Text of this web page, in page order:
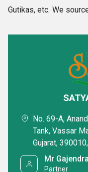
Gutikas, etc. We
Ghan & Churna
Proprietary &
customers know
effective and
believe in quality only.
Our products
performance itself,
tablets and capsules
ingredients whereas
No. 69-A,
Tank, Vassar
Gujarat,
Mr
Partner